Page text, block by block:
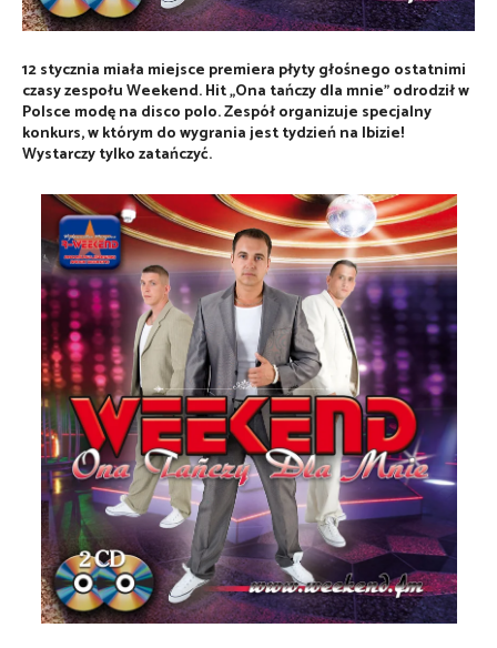
12 stycznia miała miejsce premiera płyty głośnego ostatnimi
czasy zespołu Weekend. Hit „Ona tańczy dla mnie” odrodził w
Polsce modę na disco polo. Zespół organizuje specjalny
konkurs, w którym do wygrania jest tydzień na Ibizie!
Wystarczy tylko zatańczyć.